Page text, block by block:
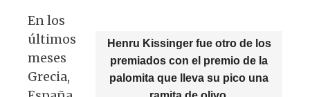
Henru Kissinger fue otro de los
premiados con el premio de la
palomita que lleva su pico una
En los
últimos
meses
Grecia,